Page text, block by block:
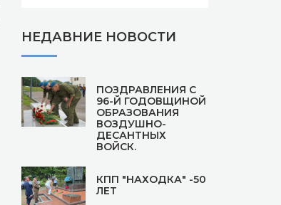
НЕДАВНИЕ НОВОСТИ
ПОЗДРАВЛЕНИЯ С
96-Й ГОДОВЩИНОЙ
ОБРАЗОВАНИЯ
ВОЗДУШНО-
ДЕСАНТНЫХ
ВОЙСК.
КПП "НАХОДКА" -50
ЛЕТ